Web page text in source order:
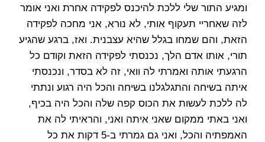
ומגיע התור שלי ללכת להיכנס לפקידה אחרת ואני אומר
לזה שאחריי תעקוף אותי, לא נורא, אני מחכה לפקידה
הזאת, והם שמחו בגלל שהיא עצבנית. ואז, ברגע שהגיע
תורי, אותו אדם הלך, נכנסתי לפקידה הזאת וקודם כל
הרגעתי אותה ואמרתי לה וואי, זה לא בסדר, ונכנסתי
איתה בשיחה והתגלגלנו בשיחה והכל היה רגוע ונתתי
לה ללכת לעשות את הכוס קפה שלה והכל היה בכיף,
ואני באתי ממקום שאני איתה ואני, והראיתי לה את
האמפתיה והכל, ואני גם גמרתי ב-5 דקות את כל